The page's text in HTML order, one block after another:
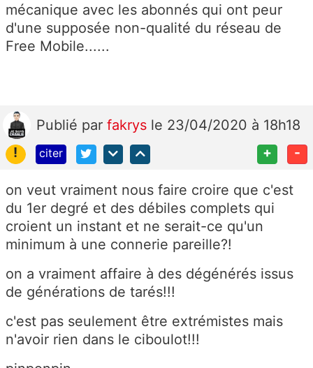
mécanique avec les abonnés qui ont peur
d'une supposée non-qualité du réseau de
Free Mobile......
Publié par fakrys le 23/04/2020 à 18h18
!
citer + -
on veut vraiment nous faire croire que c'est
du 1er degré et des débiles complets qui
croient un instant et ne serait-ce qu'un
minimum à une connerie pareille?!
on a vraiment affaire à des dégénérés issus
de générations de tarés!!!
c'est pas seulement être extrémistes mais
n'avoir rien dans le ciboulot!!!